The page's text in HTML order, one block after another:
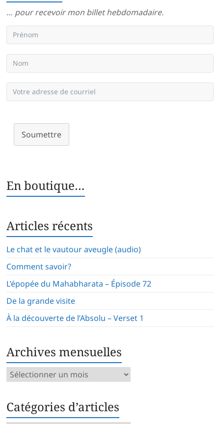
… pour recevoir mon billet hebdomadaire.
Soumettre
En boutique…
Articles récents
Le chat et le vautour aveugle (audio)
Comment savoir?
L’épopée du Mahabharata – Épisode 72
De la grande visite
À la découverte de l’Absolu – Verset 1
Archives mensuelles
Archives
Catégories d’articles